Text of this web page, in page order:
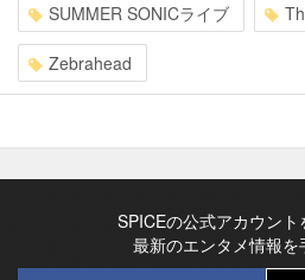
SUMMER SONICライブ
Zebrahead
SPICEの公式アカウン
最新のエンタメ情報を